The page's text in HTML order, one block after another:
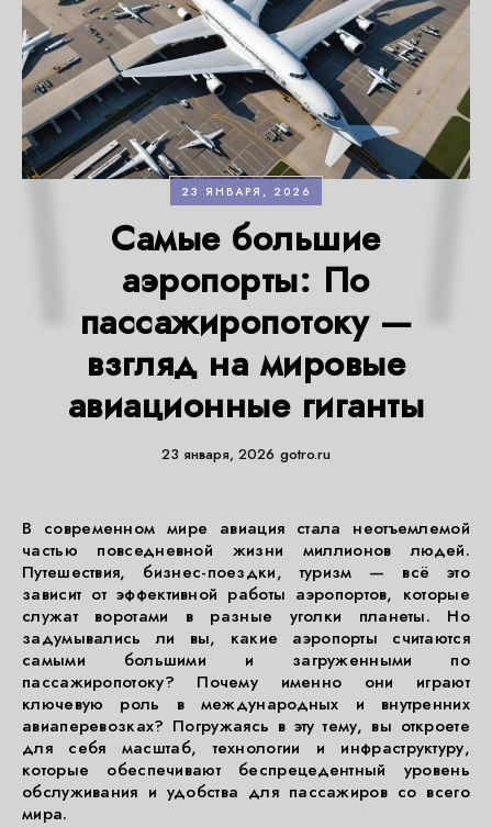
23 ЯНВАРЯ, 2026
Самые большие
аэропорты: По
пассажиропотоку —
взгляд на мировые
авиационные гиганты
23 января, 2026 gotro.ru
В современном мире авиация стала неотъемлемой
частью повседневной жизни миллионов людей.
Путешествия, бизнес-поездки, туризм — всё это
зависит от эффективной работы аэропортов, которые
служат воротами в разные уголки планеты. Но
задумывались ли вы, какие аэропорты считаются
самыми большими и загруженными по
пассажиропотоку? Почему именно они играют
ключевую роль в международных и внутренних
авиаперевозках? Погружаясь в эту тему, вы откроете
для себя масштаб, технологии и инфраструктуру,
которые обеспечивают беспрецедентный уровень
обслуживания и удобства для пассажиров со всего
мира.